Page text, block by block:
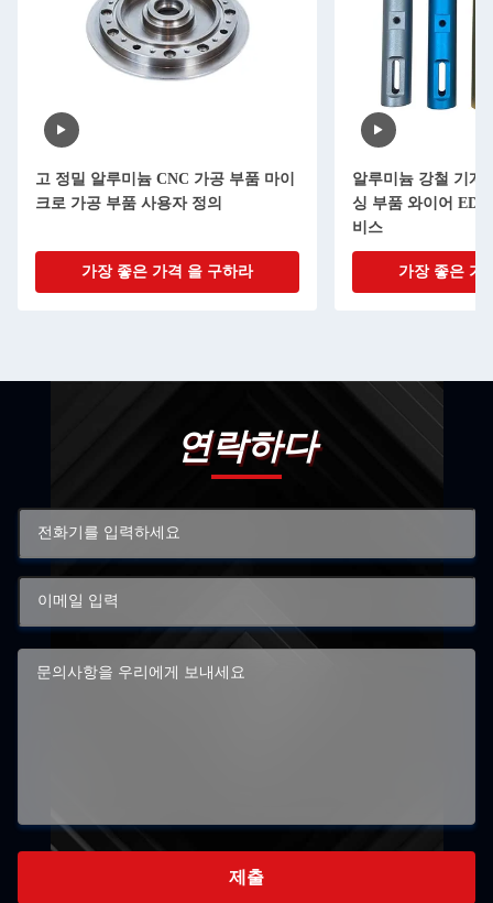
고 정밀 알루미늄 CNC 가공 부품 마이
크로 가공 부품 사용자 정의
가장 좋은 가격 을 구하라
알루미늄 강철 기계
싱 부품 와이어
비스
가장 좋은 가
연락하다
제출